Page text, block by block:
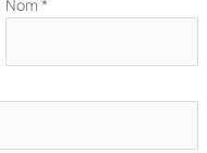
Nom *